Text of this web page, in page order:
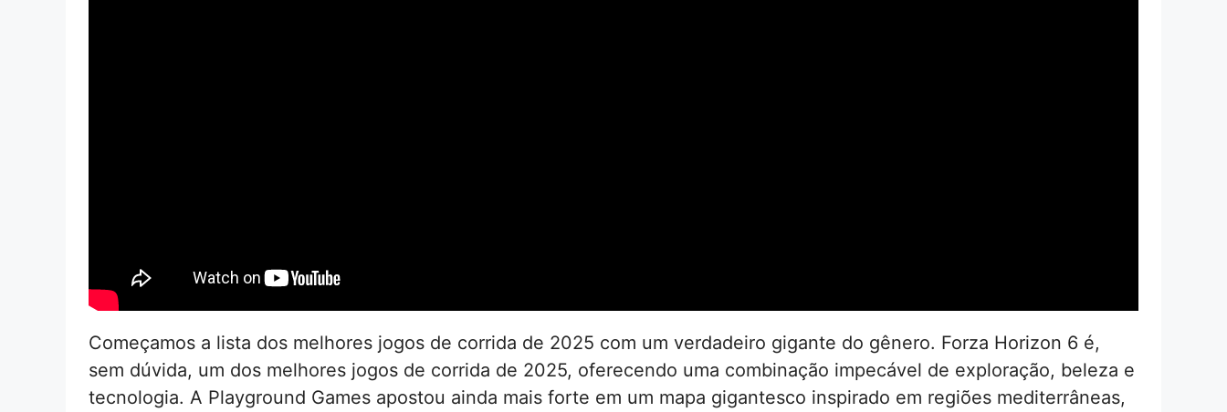
Começamos a lista dos melhores jogos de corrida de 2025 com um verdadeiro gigante do gênero. Forza Horizon 6 é,
sem dúvida, um dos melhores jogos de corrida de 2025, oferecendo uma combinação impecável de exploração, beleza e
tecnologia. A Playground Games apostou ainda mais forte em um mapa gigantesco inspirado em regiões mediterrâneas,